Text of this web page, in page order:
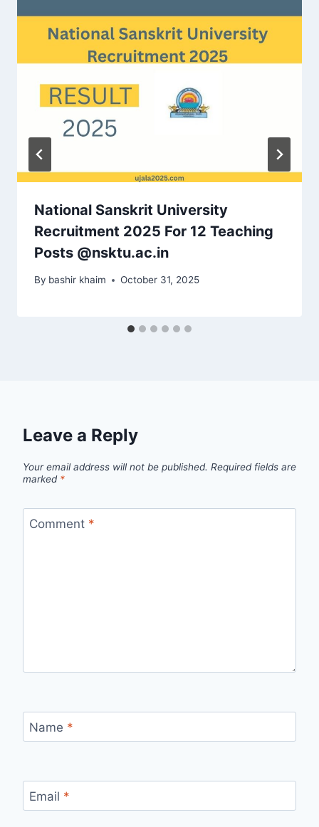
National Sanskrit University
Recruitment 2025 For 12 Teaching
Posts @nsktu.ac.in
By bashir khaim October 31, 2025
Leave a Reply
Your email address will not be published. Required fields are
marked *
Comment *
Name *
Email *